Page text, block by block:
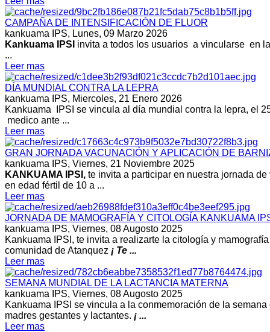
CAMPAÑA DE INTENSIFICACIÓN DE FLUOR
kankuama IPS, Lunes, 09 Marzo 2026
Kankuama IPSI invita a todos los usuarios a vincularse en
...
Leer mas
DÍA MUNDIAL CONTRA LA LEPRA
kankuama IPS, Miercoles, 21 Enero 2026
Kankuama IPSI se vincula al día mundial contra la lepra, el
medico ante ...
Leer mas
GRAN JORNADA VACUNACIÓN Y APLICACIÓN DE
kankuama IPS, Viernes, 21 Noviembre 2025
KANKUAMA IPSI, te invita a participar en nuestra jornada
en edad fértil de 10 a ...
Leer mas
JORNADA DE MAMOGRAFÍA Y CITOLOGÍA KANKUAMA
kankuama IPS, Viernes, 08 Augosto 2025
Kankuama IPSI, te invita a realizarte la citología y
comunidad de Atanquez ¡ Te ...
Leer mas
SEMANA MUNDIAL DE LA LACTANCIA MATERNA
kankuama IPS, Viernes, 08 Augosto 2025
Kankuama IPSI se vincula a la conmemoración de la
madres gestantes y lactantes. ¡ ...
Leer mas